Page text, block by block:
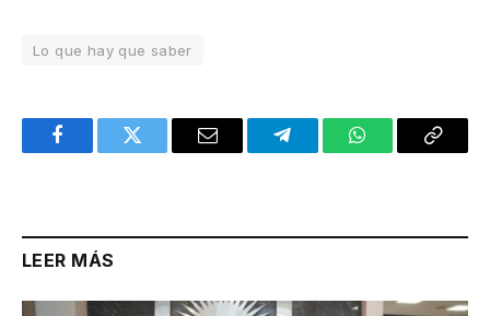
Lo que hay que saber
FacebookTwitter Email TelegramWhatsAppCopy
LEER MÁS